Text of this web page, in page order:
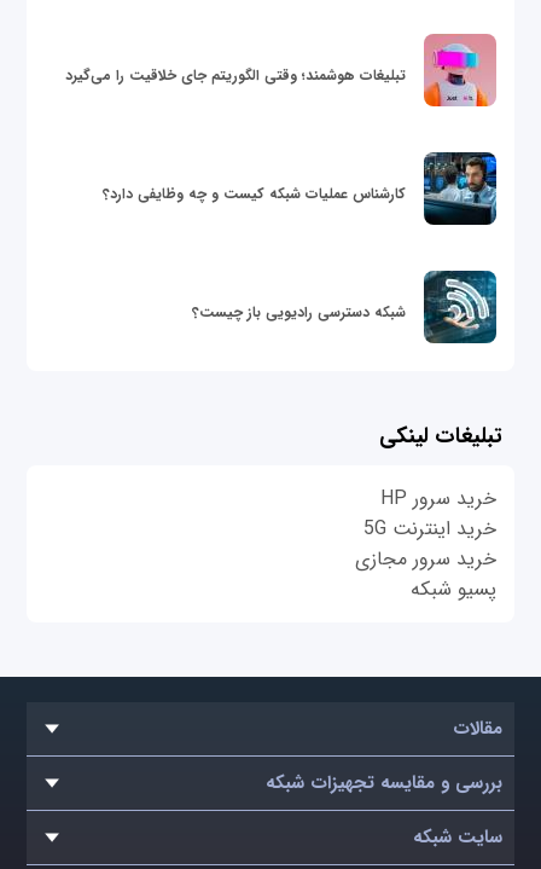
تبلیغات هوشمند؛ وقتی الگوریتم جای خلاقیت را می‌گیرد
کارشناس عملیات شبکه کیست و چه وظایفی دارد؟
شبکه دسترسی رادیویی باز چیست؟
تبلیغات لینکی
خرید سرور HP
خرید اینترنت 5G
خرید سرور مجازی
پسیو شبکه
مقالات
بررسی و مقایسه تجهیزات شبکه
سایت شبکه